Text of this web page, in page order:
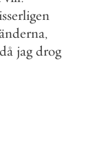
,
då jag drog